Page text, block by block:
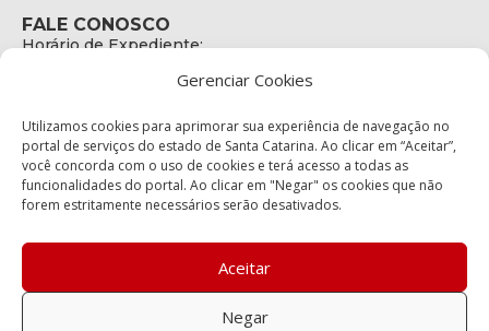
Gerenciar Cookies
Utilizamos cookies para aprimorar sua experiência de navegação no
portal de serviços do estado de Santa Catarina. Ao clicar em “Aceitar”,
você concorda com o uso de cookies e terá acesso a todas as
funcionalidades do portal. Ao clicar em "Negar" os cookies que não
forem estritamente necessários serão desativados.
Aceitar
Negar
FALE CONOSCO
Horário de Expediente:
E-mail:
secretariaexecutiva@cetran.sc.gov.br
ENDEREÇO
Endereço:
Bairro:
Coqueiros, Florianópolis SC
88.080-160